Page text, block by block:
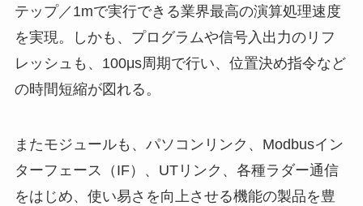
テップ／1mで実行できる業界最高の演算処理速度
を実現。しかも、プログラムや信号入出力のリフ
レッシュも、100μs周期で行い、位置決め指令など
の時間短縮が図れる。
またモジュールも、パソコンリンク、Modbusイン
ターフェース（IF）、UTリンク、各種ラダー通信
をはじめ、使い易さを向上させる機能の製品を豊